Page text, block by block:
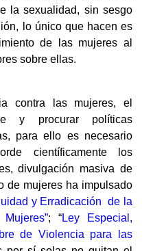
la sexualidad, sin sesgo
lo único que hacen es
de las mujeres al
sobre ellas.
contra las mujeres, el
y procurar políticas
, para ello es necesario
científicamente los
divulgación masiva de
de mujeres ha impulsado
y Erradicación de la
;“Ley Especial,
de Violencia para las